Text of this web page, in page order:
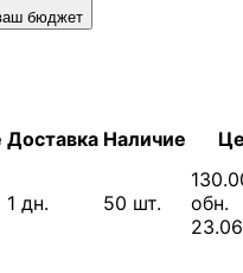
бюджет
Доставка Наличие
1 дн. 50 шт.
обн.